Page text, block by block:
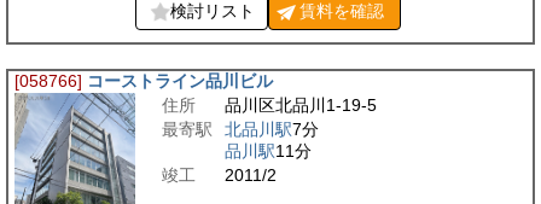
検討リスト 賃料を確認
[058766] コーストライン品川ビル
住所
品川区北品川1-19-5
最寄駅
北品川駅7分
品川駅11分
竣工
2011/2